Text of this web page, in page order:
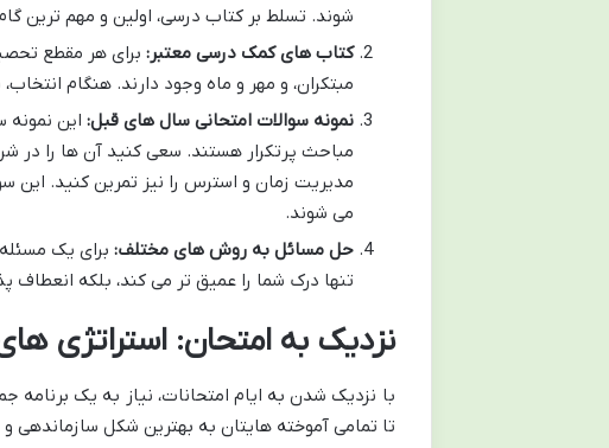
شوند. تسلط بر کتاب درسی، اولین و مهم ترین
کتاب های کمک درسی معتبر: برای هر مقطع
مبتکران، و مهر و ماه وجود دارند. هنگام
نمونه سوالات امتحانی سال های قبل: این نمونه
مباحث پرتکرار هستند. سعی کنید آن ها را در
مدیریت زمان و استرس را نیز تمرین کنید. این
می شوند.
حل مسائل به روش های مختلف: برای یک
تنها درک شما را عمیق تر می کند، بلکه
نزدیک به امتحان: استراتژی
با نزدیک شدن به ایام امتحانات، نیاز به یک برنامه
تا تمامی آموخته هایتان به بهترین شکل سازماندهی